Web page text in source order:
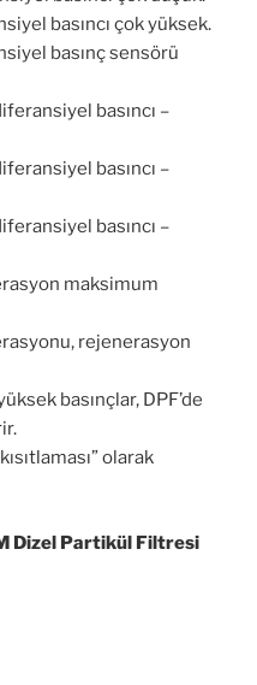
basıncı çok yüksek.
basınç sensörü
basıncı –
basıncı –
basıncı –
maksimum
rejenerasyon
basınçlar, DPF’de
olarak
Dizel Partikül Filtresi